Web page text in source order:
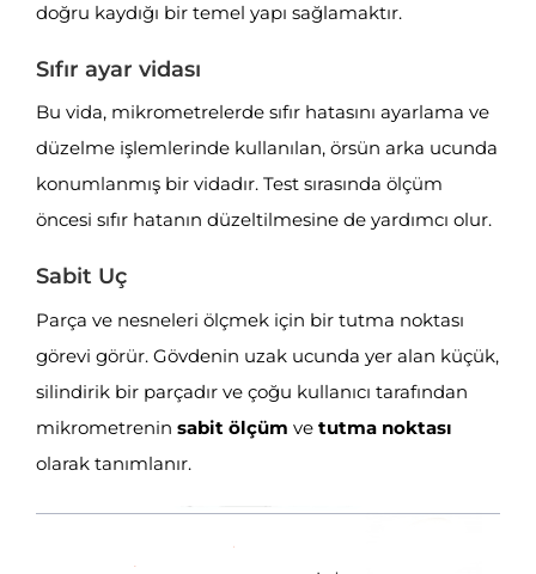
doğru kaydığı bir temel yapı sağlamaktır.
Sıfır ayar vidası
Bu vida, mikrometrelerde sıfır hatasını ayarlama ve
düzelme işlemlerinde kullanılan, örsün arka ucunda
konumlanmış bir vidadır. Test sırasında ölçüm
öncesi sıfır hatanın düzeltilmesine de yardımcı olur.
Sabit Uç
Parça ve nesneleri ölçmek için bir tutma noktası
görevi görür. Gövdenin uzak ucunda yer alan küçük,
silindirik bir parçadır ve çoğu kullanıcı tarafından
mikrometrenin sabit ölçüm ve tutma noktası
olarak tanımlanır.